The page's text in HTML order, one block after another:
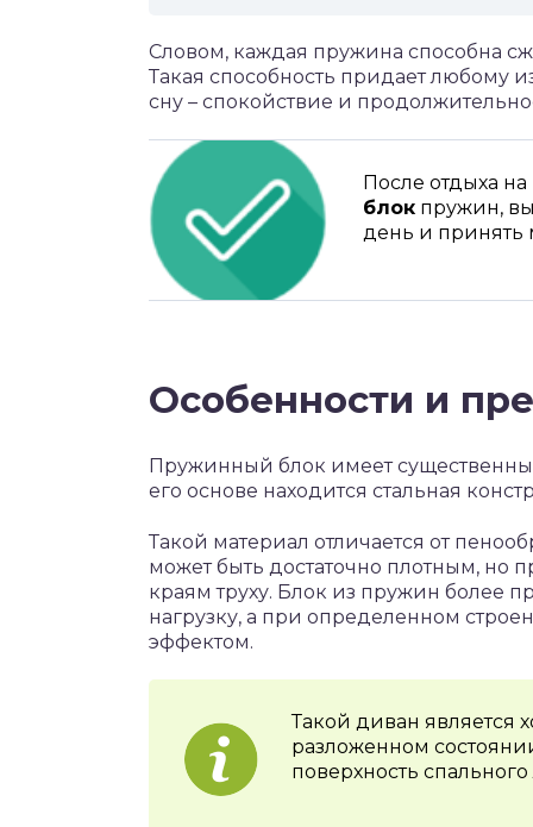
Словом, каждая пружина способна
Такая способность придает любому
сну – спокойствие и
После отдыха
блок пружин,
день и принять
Особенности и
Пружинный блок имеет
его основе находится стальная
Такой материал отличается от
может быть достаточно плотным, но
краям труху. Блок из пружин более
нагрузку, а при определенном
эффектом.
Такой диван является
разложенном
поверхность